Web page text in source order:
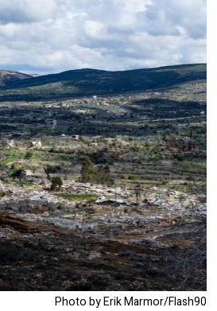
Photo by Erik Marmor/Flash90